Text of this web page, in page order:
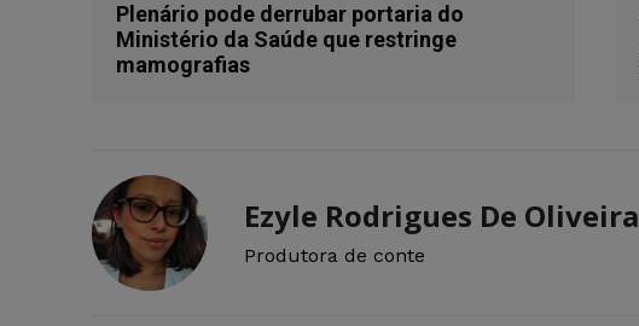
Plenário pode derrubar portaria do
Ministério da Saúde que restringe
mamografias
Ezyle Rodrigues De Oliveira
Produtora de conte